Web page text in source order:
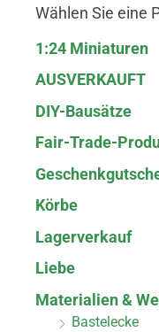
Wählen Sie eine
1:24 Miniaturen
AUSVERKAUFT
DIY-Bausätze
Fair-Trade-
Körbe
Lagerverkauf
Liebe
Materialien &
Bastelecke